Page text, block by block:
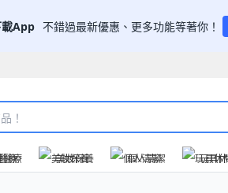
載App 不錯過最新優惠、更多功能等著你！
醫療 美妝保養 個人清潔 玩具